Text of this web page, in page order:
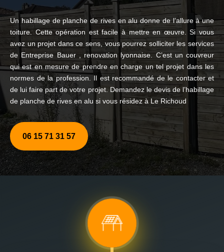
Un habillage de planche de rives en alu donne de l’allure à une
toiture. Cette opération est facile à mettre en œuvre. Si vous
avez un projet dans ce sens, vous pourrez solliciter les services
de Entreprise Bauer , renovation lyonnaise. C’est un couvreur
qui est en mesure de prendre en charge un tel projet dans les
normes de la profession. Il est recommandé de le contacter et
de lui faire part de votre projet. Demandez le devis de l’habillage
de planche de rives en alu si vous résidez à Le Richoud
06 15 71 31 57